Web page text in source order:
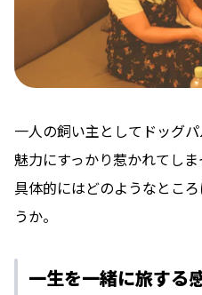
一人の飼い主としてドッグ
魅力にすっかり惹かれてしま
具体的にはどのようなとこ
うか。
一生を一緒に旅する